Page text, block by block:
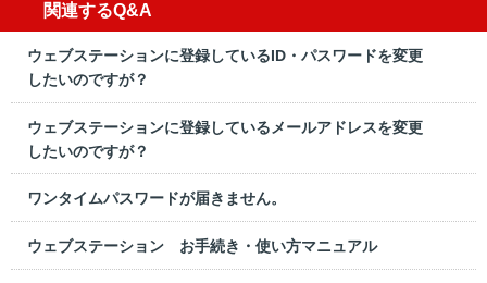
関連するQ&A
ウェブステーションに登録しているID・パスワードを変更
したいのですが？
ウェブステーションに登録しているメールアドレスを変更
したいのですが？
ワンタイムパスワードが届きません。
ウェブステーション お手続き・使い方マニュアル